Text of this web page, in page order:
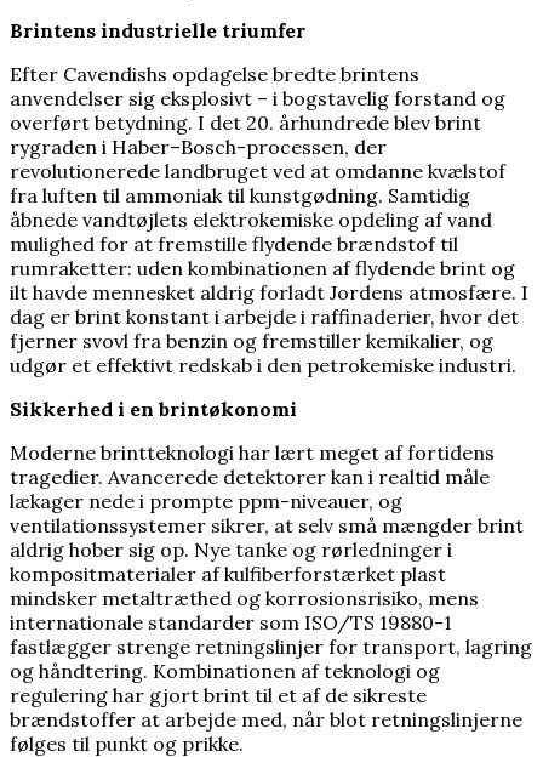
Brintens industrielle triumfer
Efter Cavendishs opdagelse bredte brintens
anvendelser sig eksplosivt – i bogstavelig forstand og
overført betydning. I det 20. århundrede blev brint
rygraden i Haber–Bosch-processen, der
revolutionerede landbruget ved at omdanne kvælstof
fra luften til ammoniak til kunstgødning. Samtidig
åbnede vandtøjlets elektrokemiske opdeling af vand
mulighed for at fremstille flydende brændstof til
rumraketter: uden kombinationen af flydende brint og
ilt havde mennesket aldrig forladt Jordens atmosfære. I
dag er brint konstant i arbejde i raffinaderier, hvor det
fjerner svovl fra benzin og fremstiller kemikalier, og
udgør et effektivt redskab i den petrokemiske industri.
Sikkerhed i en brintøkonomi
Moderne brintteknologi har lært meget af fortidens
tragedier. Avancerede detektorer kan i realtid måle
lækager nede i prompte ppm-niveauer, og
ventilationssystemer sikrer, at selv små mængder brint
aldrig hober sig op. Nye tanke og rørledninger i
kompositmaterialer af kulfiberforstærket plast
mindsker metaltræthed og korrosionsrisiko, mens
internationale standarder som ISO/TS 19880-1
fastlægger strenge retningslinjer for transport, lagring
og håndtering. Kombinationen af teknologi og
regulering har gjort brint til et af de sikreste
brændstoffer at arbejde med, når blot retningslinjerne
følges til punkt og prikke.